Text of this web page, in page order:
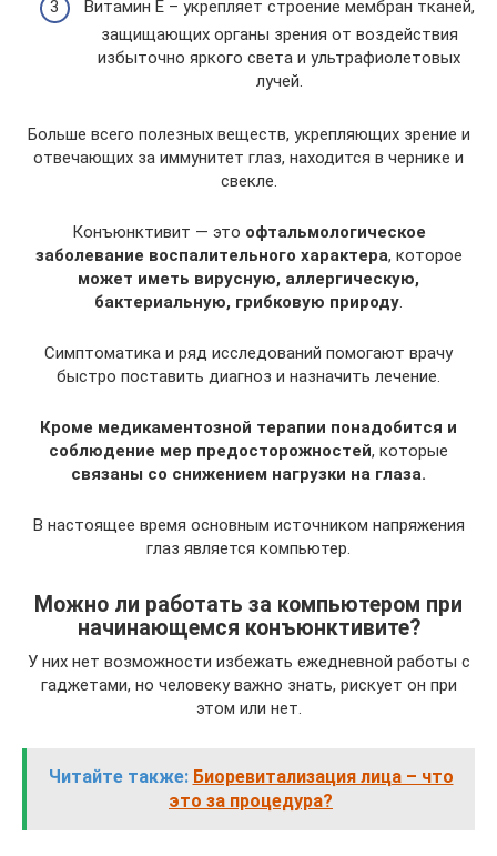
Витамин Е – укрепляет строение мембран тканей,
защищающих органы зрения от воздействия
избыточно яркого света и ультрафиолетовых
лучей.
Больше всего полезных веществ, укрепляющих зрение и
отвечающих за иммунитет глаз, находится в чернике и
свекле.
Конъюнктивит — это офтальмологическое
заболевание воспалительного характера, которое
может иметь вирусную, аллергическую,
бактериальную, грибковую природу.
Симптоматика и ряд исследований помогают врачу
быстро поставить диагноз и назначить лечение.
Кроме медикаментозной терапии понадобится и
соблюдение мер предосторожностей, которые
связаны со снижением нагрузки на глаза.
В настоящее время основным источником напряжения
глаз является компьютер.
Можно ли работать за компьютером при
начинающемся конъюнктивите?
У них нет возможности избежать ежедневной работы с
гаджетами, но человеку важно знать, рискует он при
этом или нет.
Читайте также: Биоревитализация лица – что
это за процедура?